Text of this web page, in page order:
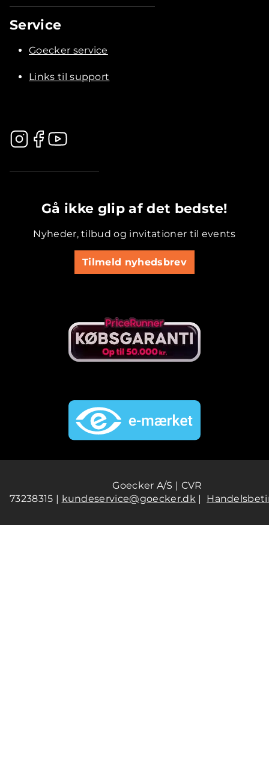
Service
Goecker service
Links til support
Gå ikke glip af det bedste!
Nyheder, tilbud og invitationer til events
Tilmeld nyhedsbrev
Goecker A/S | CVR
73238315 | kundeservice@goecker.dk |